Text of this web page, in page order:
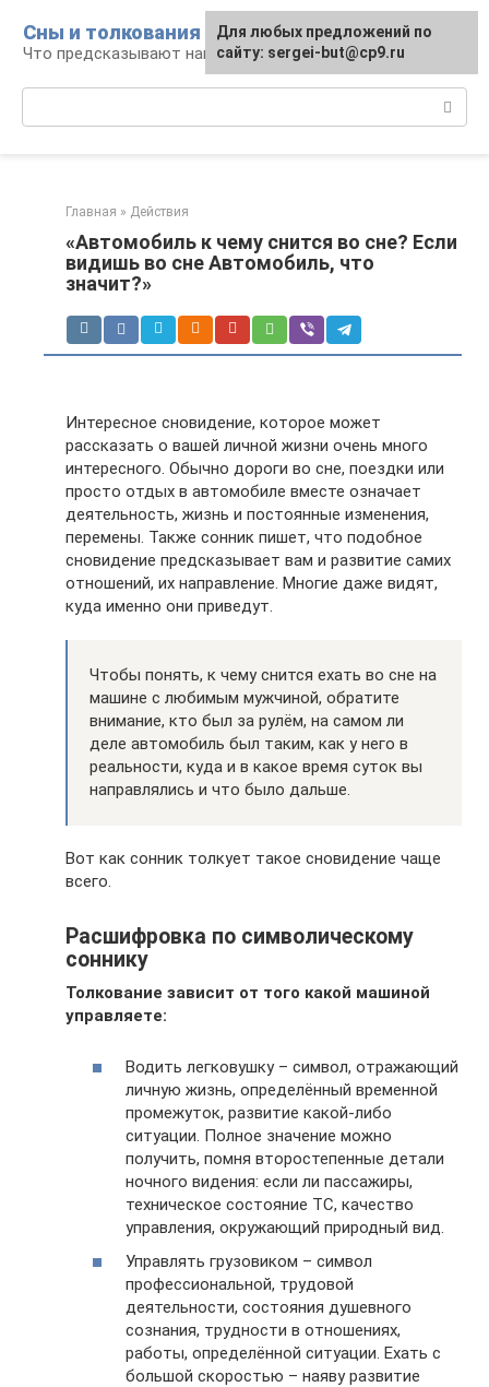
контенту
Сны и толкования
Что предсказывают нам наши сны
Главная » Действия
«Автомобиль к чему снится во сне? Если
видишь во сне Автомобиль, что
значит?»
Интересное сновидение, которое может
рассказать о вашей личной жизни очень много
интересного. Обычно дороги во сне, поездки или
просто отдых в автомобиле вместе означает
деятельность, жизнь и постоянные изменения,
перемены. Также сонник пишет, что подобное
сновидение предсказывает вам и развитие самих
отношений, их направление. Многие даже видят,
куда именно они приведут.
Чтобы понять, к чему снится ехать во сне на
машине с любимым мужчиной, обратите
внимание, кто был за рулём, на самом ли
деле автомобиль был таким, как у него в
реальности, куда и в какое время суток вы
направлялись и что было дальше.
Вот как сонник толкует такое сновидение чаще
всего.
Расшифровка по символическому
соннику
Толкование зависит от того какой машиной
управляете:
Водить легковушку – символ, отражающий
личную жизнь, определённый временной
промежуток, развитие какой-либо
ситуации. Полное значение можно
получить, помня второстепенные детали
ночного видения: если ли пассажиры,
техническое состояние ТС, качество
управления, окружающий природный вид.
Управлять грузовиком – символ
профессиональной, трудовой
деятельности, состояния душевного
сознания, трудности в отношениях,
работы, определённой ситуации. Ехать с
большой скоростью – наяву развитие
Для любых предложений по
сайту: sergei-but@cp9.ru